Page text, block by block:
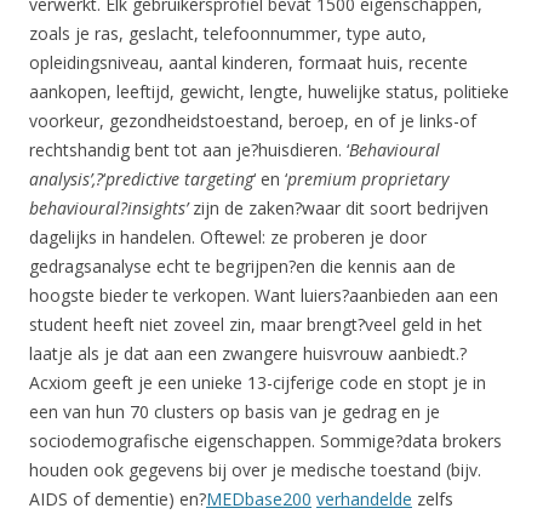
verwerkt. Elk gebruikersprofiel bevat 1500 eigenschappen,
zoals je ras, geslacht, telefoonnummer, type auto,
opleidingsniveau, aantal kinderen, formaat huis, recente
aankopen, leeftijd, gewicht, lengte, huwelijke status, politieke
voorkeur, gezondheidstoestand, beroep, en of je links-of
rechtshandig bent tot aan je?huisdieren. ‘Behavioural
analysis’,?‘predictive targeting‘ en ‘premium proprietary
behavioural?insights’zijn de zaken?waar dit soort bedrijven
dagelijks in handelen. Oftewel: ze proberen je door
gedragsanalyse echt te begrijpen?en die kennis aan de
hoogste bieder te verkopen. Want luiers?aanbieden aan een
student heeft niet zoveel zin, maar brengt?veel geld in het
laatje als je dat aan een zwangere huisvrouw aanbiedt.?
Acxiom geeft je een unieke 13-cijferige code en stopt je in
een van hun 70 clusters op basis van je gedrag en je
sociodemografische eigenschappen. Sommige?data brokers
houden ook gegevens bij over je medische toestand (bijv.
AIDS of dementie) en?MEDbase200 verhandelde zelfs